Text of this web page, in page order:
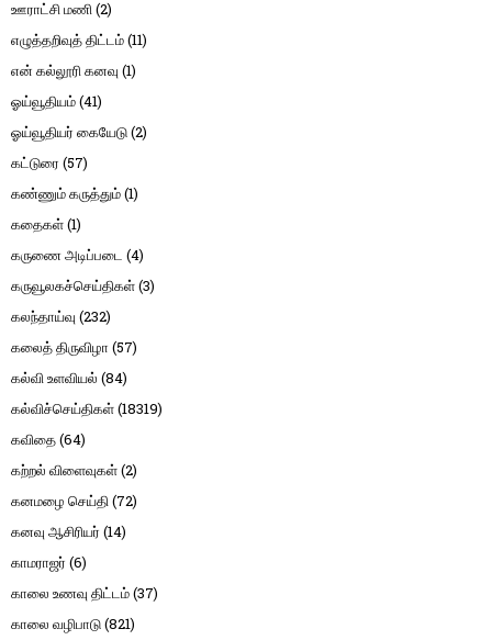
ஊராட்சி மணி(2)
எழுத்தறிவுத் திட்டம்(11)
என் கல்லூரி கனவு (1)
ஓய்வூதியம்(41)
ஓய்வூதியர் கையேடு(2)
கட்டுரை (57)
கண்ணும் கருத்தும்(1)
கதைகள்(1)
கருணை அடிப்படை (4)
கருவூலகச்செய்திகள்(3)
கலந்தாய்வு (232)
கலைத் திருவிழா (57)
கல்வி உளவியல் (84)
கல்விச்செய்திகள்(18319)
கவிதை(64)
கற்றல் விளைவுகள்(2)
கனமழை செய்தி(72)
கனவு ஆசிரியர் (14)
காமராஜர் (6)
காலை உணவு திட்டம்(37)
காலை வழிபாடு(821)